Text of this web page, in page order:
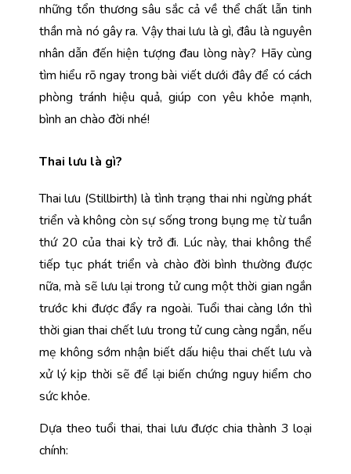
những tổn thương sâu sắc cả về thể chất lẫn tinh
thần mà nó gây ra. Vậy thai lưu là gì, đâu là nguyên
nhân dẫn đến hiện tượng đau lòng này? Hãy cùng
tìm hiểu rõ ngay trong bài viết dưới đây để có cách
phòng tránh hiệu quả, giúp con yêu khỏe mạnh,
bình an chào đời nhé!
Thai lưu là gì?
Thai lưu (Stillbirth) là tình trạng thai nhi ngừng phát
triển và không còn sự sống trong bụng mẹ từ tuần
thứ 20 của thai kỳ trở đi. Lúc này, thai không thể
tiếp tục phát triển và chào đời bình thường được
nữa, mà sẽ lưu lại trong tử cung một thời gian ngắn
trước khi được đẩy ra ngoài. Tuổi thai càng lớn thì
thời gian thai chết lưu trong tử cung càng ngắn, nếu
mẹ không sớm nhận biết dấu hiệu thai chết lưu và
xử lý kịp thời sẽ để lại biến chứng nguy hiểm cho
sức khỏe.
Dựa theo tuổi thai, thai lưu được chia thành 3 loại
chính: